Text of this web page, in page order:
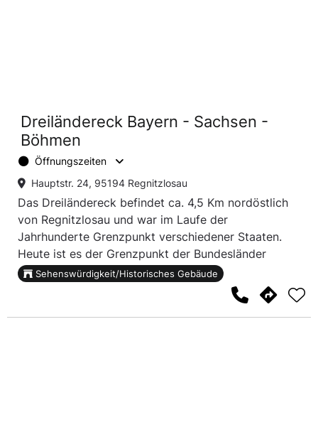
Dreiländereck Bayern - Sachsen -
Böhmen
Öffnungszeiten
Hauptstr. 24, 95194 Regnitzlosau
Das Dreiländereck befindet ca. 4,5 Km nordöstlich
von Regnitzlosau und war im Laufe der
Jahrhunderte Grenzpunkt verschiedener Staaten.
Heute ist es der Grenzpunkt der Bundesländer
Bayern und Sachsen und des Staates Tschechien.
Sehenswürdigkeit/Historisches Gebäude